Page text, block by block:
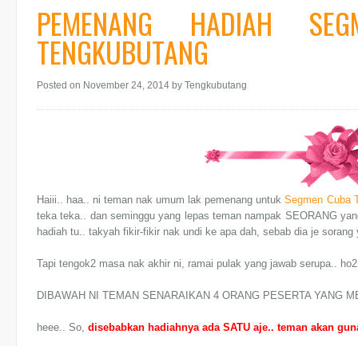
PEMENANG HADIAH
TENGKUBUTANG
Posted on November 24, 2014 by Tengkubutang
Haiii.. haa.. ni teman nak umum lak pemenang untukSegmen Cuba
teka teka.. dan seminggu yang lepas teman nampak SEORANG
hadiah tu.. takyah fikir-fikir nak undi ke apa dah, sebab dia je
Tapi tengok2 masa nak akhir ni, ramai pulak yang jawab serupa..
DIBAWAH NI TEMAN SENARAIKAN 4 ORANG PESERTA YANG
heee.. So, disebabkan hadiahnya ada SATU aje.. teman akan